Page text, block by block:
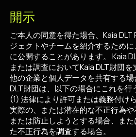
開示
ご本人の同意を得た場合、Kaia
ジェクトやチームを紹介するため
に公開することがあります。 Kaia
または調査においてKaia DLT財団
他の企業と個人データを共有する
DLT財団は、以下の場合にこれを行
(1) 法律により許可または義務付け
実際の、または潜在的な不正行為
または防止しようとする場合、ま
た不正行為を調査する場合。